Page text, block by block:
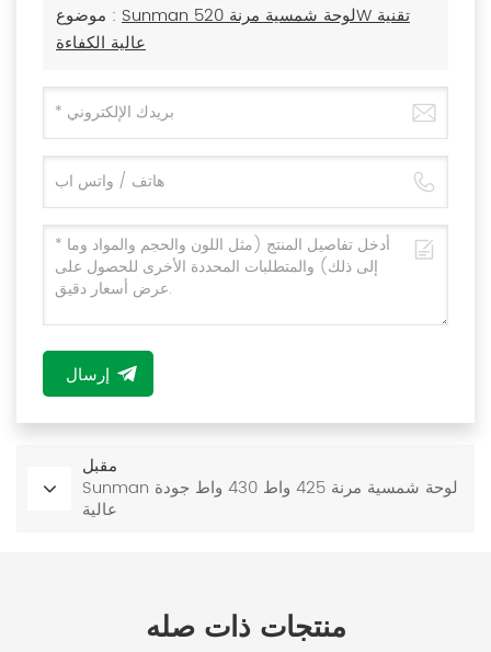
موضوع : Sunman لوحة شمسية مرنة 520W تقنية
عالية الكفاءة
إرسال
مقبل
Sunman لوحة شمسية مرنة 425 واط 430 واط جودة
عالية
منتجات ذات صله